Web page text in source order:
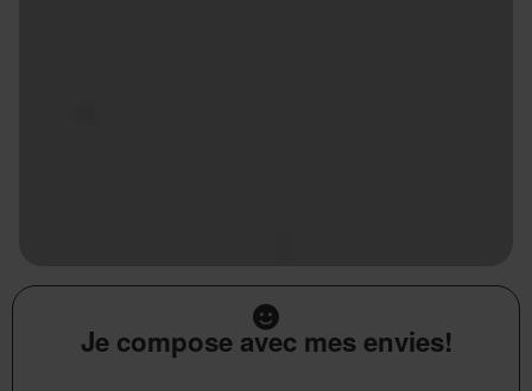
Je compose avec mes envies!